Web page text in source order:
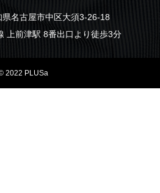
名古屋市中区大須3-26-18
上前津駅 8番出口より徒歩3分
2022 PLUSa